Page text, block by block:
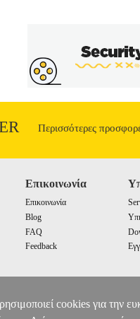
Περισσότερες
Επικοινωνία
Επικοινωνία
Blog
FAQ
Feedback
cookies για την